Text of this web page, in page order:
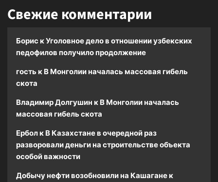
Свежие комментарии
Борис кУголовное дело в отношении узбекских
педофилов получило продолжение
гость к В Монголии началась массовая гибель
скота
Владимир Долгушин к В Монголии началась
массовая гибель скота
Ербол к В Казахстане в очередной раз
разворовали деньги на строительстве объекта
особой важности
Добычу нефти возобновили на Кашагане к